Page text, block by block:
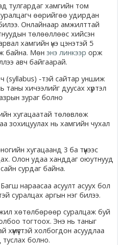
тулгардаг хамгийн том
өөрийгөө удирдан
билээ. Онлайнаар амжилттай
төлөөллөөс хийсэн
хамгийн үнэ цэнэтэй 5
байна. Мөн энэ линкээр орж
авч байгаарай.
(syllabus) -тэй сайтар уншиж
таны хичээлийг дуусах хүртэл
зураг болно
хугацаатай төлөвлөж
зохицуулах нь хамгийн чухал
хугацаанд 3 ба түүнээс
Олон удаа ханддаг оюутнууд
сурдаг байна.
Багш нараасаа асуулт асуух бол
суралцах аргын нэг билээ.
хөтөлбөрөөр суралцаж буй
тогтоох. Энэ нь таныг
хүмүүстэй холбогдон асуудлаа
болно.